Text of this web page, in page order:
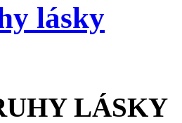
lásky
LÁSKY